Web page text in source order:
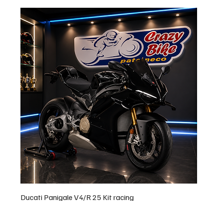
Ducati Panigale V4/R 25 Kit racing